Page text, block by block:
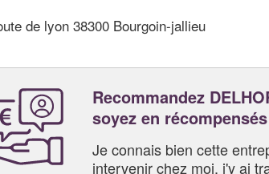
de lyon 38300 Bourgoin-jallieu
Recommandez
soyez en récompensés
Je connais bien cette
intervenir chez moi, j'y ai